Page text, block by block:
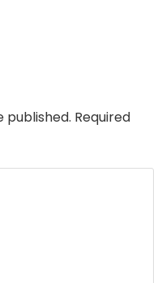
published. Required